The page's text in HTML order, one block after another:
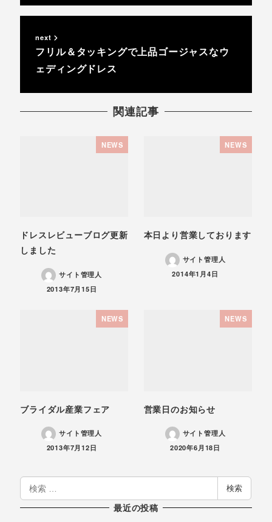
next
フリル＆タッキングで上品ゴージャスなウ
ェディングドレス
関連記事
NEWS
ドレスレビューブログ更新
しました
サイト管理人
投稿日
2013年7月15日
NEWS
本日より営業しております
サイト管理人
投稿日
2014年1月4日
NEWS
ブライダル産業フェア
サイト管理人
投稿日
2013年7月12日
NEWS
営業日のお知らせ
サイト管理人
投稿日
2020年6月18日
検
索
検索
最近の投稿